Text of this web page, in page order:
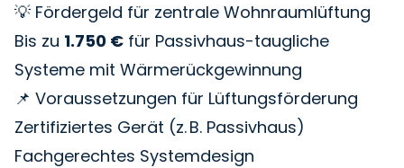
💡 Fördergeld für zentrale Wohnraumlüftung
Bis zu 1.750 € für Passivhaus-taugliche
Systeme mit Wärmerückgewinnung
📌 Voraussetzungen für Lüftungsförderung
Zertifiziertes Gerät (z. B. Passivhaus)
Fachgerechtes Systemdesign